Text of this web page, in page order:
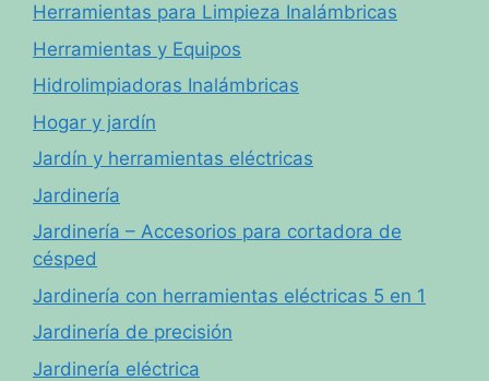
Herramientas para Limpieza Inalámbricas
Herramientas y Equipos
Hidrolimpiadoras Inalámbricas
Hogar y jardín
Jardín y herramientas eléctricas
Jardinería
Jardinería – Accesorios para cortadora de
césped
Jardinería con herramientas eléctricas 5 en 1
Jardinería de precisión
Jardinería eléctrica